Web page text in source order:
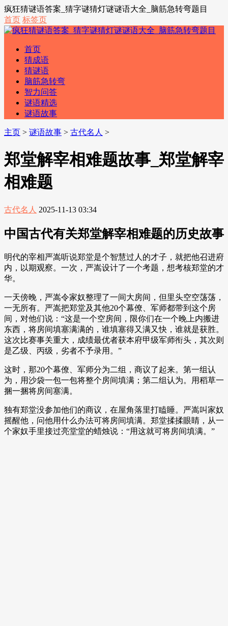
疯狂猜谜语答案_猜字谜猜灯谜谜语大全_脑筋急转弯题目
首页 标签页
首页
猜成语
猜谜语
脑筋急转弯
智力问答
谜语精选
谜语故事
主页 > 谜语故事 > 古代名人 >
郑堂解宰相难题故事_郑堂解宰
相难题
古代名人 2025-11-13 03:34
中国古代有关郑堂解宰相难题的历史故事
明代的宰相严嵩听说郑堂是个智慧过人的才子，就把他召进府
内，以期观察。一次，严嵩设计了一个考题，想考核郑堂的才
华。
一天傍晚，严嵩令家奴整理了一间大房间，但里头空空荡荡，
一无所有。严嵩把郑堂及其他20个幕僚、军师都带到这个房
间，对他们说：“这是一个空房间，限你们在一个晚上内搬进
东西，将房间填塞满满的，谁填塞得又满又快，谁就是获胜。
这次比赛事关重大，成绩最优者获本府甲级军师衔头，其次则
是乙级、丙级，劣者不予录用。”
这时，那20个幕僚、军师分为二组，商议了起来。第一组认
为，用沙袋一包一包将整个房间填满；第二组认为。用稻草一
捆一捆将房间塞满。
独有郑堂没参加他们的商议，在屋角落里打瞌睡。严嵩叫家奴
摇醒他，问他用什么办法可将房间填满。郑堂揉揉眼睛，从一
个家奴手里接过亮堂堂的蜡烛说：“用这就可将房间填满。”